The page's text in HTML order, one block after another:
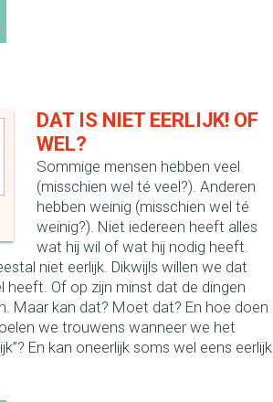
DAT IS NIET EERLIJK! OF
WEL?
Sommige mensen hebben veel
(misschien wel té veel?). Anderen
hebben weinig (misschien wel té
weinig?). Niet iedereen heeft alles
wat hij wil of wat hij nodig heeft.
niet eerlijk. Dikwijls willen we dat
heeft. Of op zijn minst dat de dingen
Maar kan dat? Moet dat? En hoe doen
we trouwens wanneer we het
En kan oneerlijk soms wel eens eerlijk